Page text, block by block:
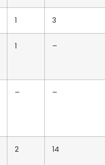
1 3
1 –
– –
2 14